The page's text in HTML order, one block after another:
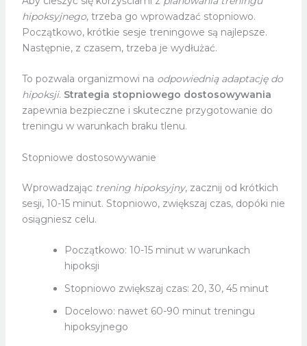
hipoksyjnego, trzeba go wprowadzać stopniowo.
Początkowo, krótkie sesje treningowe są najlepsze.
Następnie, z czasem, trzeba je wydłużać.
To pozwala organizmowi na odpowiednią adaptację do
hipoksji. Strategia stopniowego dostosowywania
zapewnia bezpieczne i skuteczne przygotowanie do
treningu w warunkach braku tlenu.
Stopniowe dostosowywanie
Wprowadzając trening hipoksyjny, zacznij od krótkich
sesji, 10-15 minut. Stopniowo, zwiększaj czas, dopóki nie
osiągniesz celu.
Początkowo: 10-15 minut w warunkach
hipoksji
Stopniowo zwiększaj czas: 20, 30, 45 minut
Docelowo: nawet 60-90 minut treningu
hipoksyjnego